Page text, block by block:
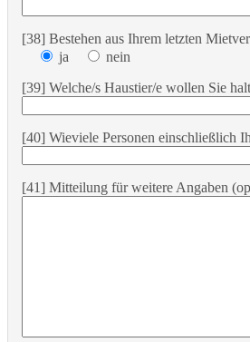
[38] Bestehen aus Ihrem letzten
ja
nein
[39] Welche/s Haustier/e wollen Sie
[40] Wieviele Personen einschließlich
[41] Mitteilung für weitere Angaben